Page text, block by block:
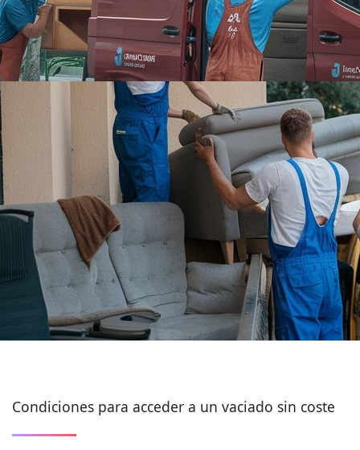
Condiciones para acceder a un vaciado sin coste